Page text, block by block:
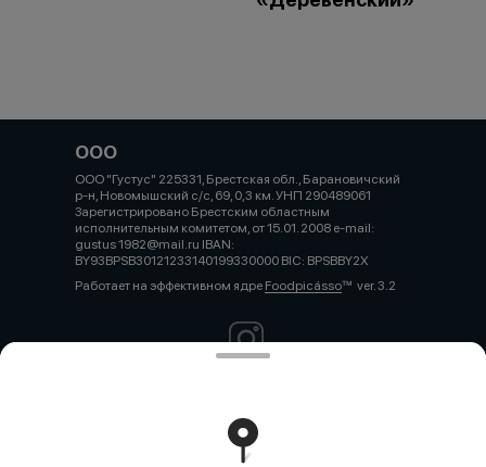
ООО
ООО "Густус" 225331, Брестская обл., Барановичский
р-н, Новомышский с/с, 69, 0,3 км. УНП 290489061
Зарегистрировано Брестским областным
исполнительным комитетом, от 15.01. 2008 e-mail:
gustus 1982@mail.ru IBAN:
BY93BPSB30121233140199330000 BIC: BPSBBY2X
Работает на эффективном ядре Foodpicássover. 3.2